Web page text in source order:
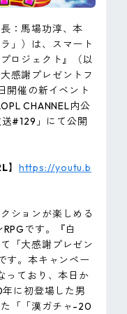
：馬場功淳、本
」）は、スマート
ロジェクト』（以
感謝プレゼントフ
開催の新イベント
CHANNEL内公
#129」にて公開
】 https://youtu.b
ションが楽しめる
です。『白
「大感謝プレゼン
す。本キャンペー
っており、本日か
に初登場した男
「「漢ガチャ-20